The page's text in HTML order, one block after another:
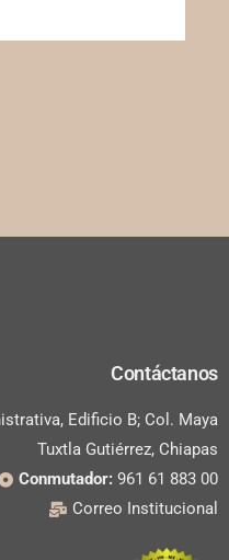
Contáctanos
Edificio B; Col. Maya
Tuxtla Gutiérrez, Chiapas
Conmutador: 961 61 883 00
Correo Institucional